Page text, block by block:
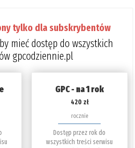
tylko dla subskrybentów
mieć dostęp do wszystkich
gpcodziennie.pl
GPC - na 1 rok
420 zł
rocznie
Dostęp przez rok do
wszystkich treści serwisu